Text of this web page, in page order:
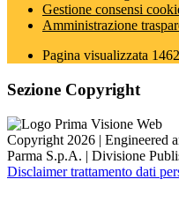
Gestione consensi
Amministrazione
Pagina visualizzata 1462
Sezione Copyright
Copyright 2026 | Engineered
Parma S.p.A. | Divisione
Disclaimer trattamento dati